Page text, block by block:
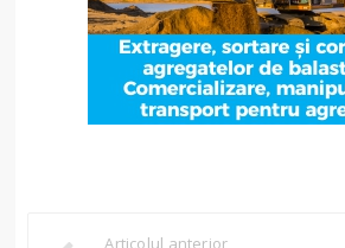
Articolul anterior